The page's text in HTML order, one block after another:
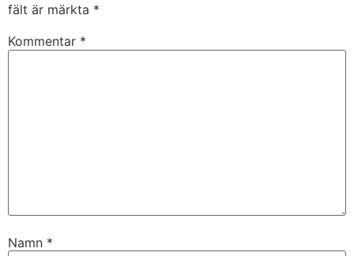
fält är märkta *
Kommentar *
Namn *